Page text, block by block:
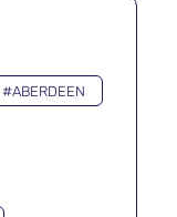
#ABERDEEN